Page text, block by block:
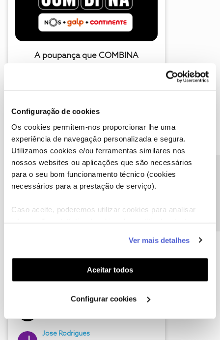
Configuração de cookies
Os cookies permitem-nos proporcionar lhe uma
experiência de navegação personalizada e segura.
Utilizamos cookies e/ou ferramentas similares nos
nossos websites ou aplicações que são necessários
para o seu bom funcionamento técnico (cookies
necessários para a prestação de serviço).
Caso aceite, poderemos utilizar cookies para analisar
funcionalidades (cookies de personalização e
funcionalidade) e adaptar anúncios aos seus interesses
(cookies de publicidade personalizada). Pode gerir a
utilização dos cookies clicando em "Configurar
Ver mais detalhes
Aceitar todos
Configurar cookies
A poupança que COMBINA
Descubra as novidades de junho
Hall of Fame de junho
Jose Rodrigues